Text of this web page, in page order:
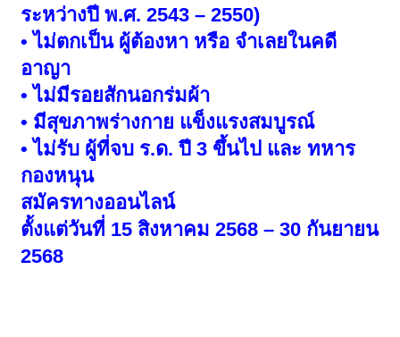
ระหว่างปี พ.ศ. 2543 – 2550)
• ไม่ตกเป็น ผู้ต้องหา หรือ จำเลยในคดี
อาญา
• ไม่มีรอยสักนอกร่มผ้า
• มีสุขภาพร่างกาย แข็งแรงสมบูรณ์
• ไม่รับ ผู้ที่จบ ร.ด. ปี 3 ขึ้นไป และ ทหาร
กองหนุน
สมัครทางออนไลน์
ตั้งแต่วันที่ 15 สิงหาคม 2568 – 30 กันยายน
2568